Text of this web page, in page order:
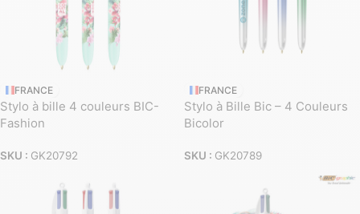
FRANCE
Stylo à bille 4 couleurs BIC-
Fashion
SKU : GK20792
FRANCE
Stylo à Bille Bic – 4 Couleurs
Bicolor
SKU : GK20789